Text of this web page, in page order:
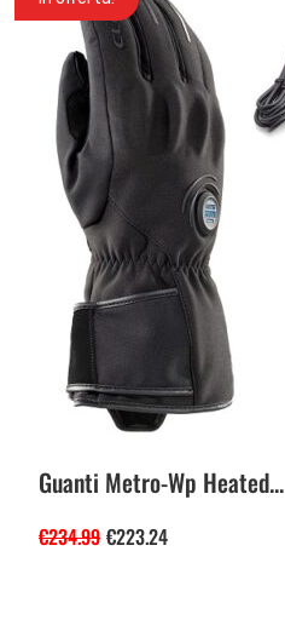
Guanti Metro-Wp Heated...
€234.99 €223.24